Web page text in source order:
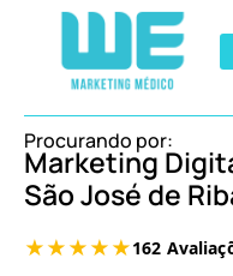
Procurando por:
Marketing
São José de